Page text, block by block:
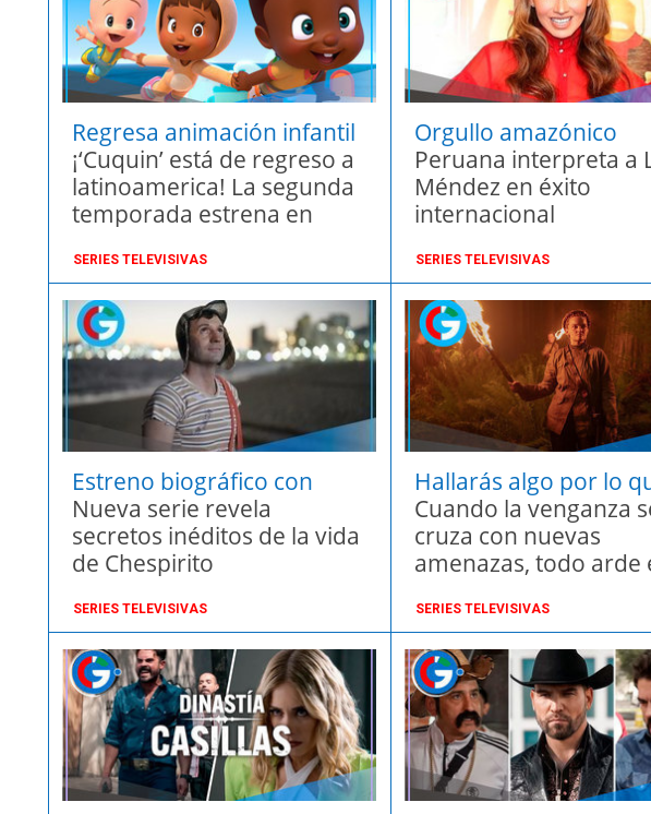
Regresa animación infantil
educativa
¡‘Cuquin’ está de regreso a
latinoamerica! La segunda
temporada estrena en
max
SERIES TELEVISIVAS
Orgullo amazónico
nacional
Peruana interpreta a
Méndez en éxito
internacional
SERIES TELEVISIVAS
Estreno biográfico con
emoción
Nueva serie revela
secretos inéditos de la vida
de Chespirito
SERIES TELEVISIVAS
Hallarás algo por lo
luchar
Cuando la venganza
cruza con nuevas
amenazas, todo arde
LAST OF US
SERIES TELEVISIVAS